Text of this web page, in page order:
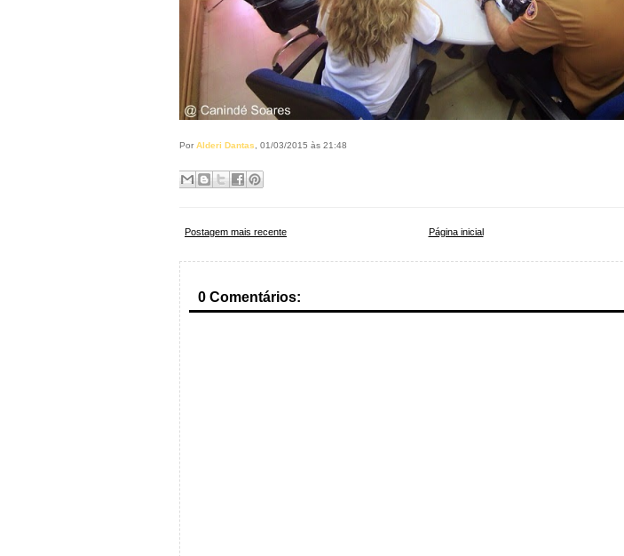
Por Alderi Dantas , 01/03/2015 às 21:48
Postagem mais recente Página inicial
0 Comentários: